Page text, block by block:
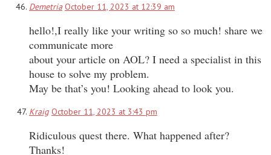
Demetria October 11, 2023 at 12:39 am
hello!,I really like your writing so so much! share we
communicate more
about your article on AOL? I need a specialist in this
house to solve my problem.
May be that’s you! Looking ahead to look you.
Kraig October 11, 2023 at 3:43 pm
Ridiculous quest there. What happened after?
Thanks!